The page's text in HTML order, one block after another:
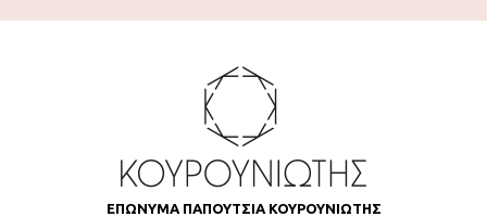
ΕΠΩΝΥΜΑ ΠΑΠΟΥΤΣΙΑ ΚΟΥΡΟΥΝΙΩΤΗΣ